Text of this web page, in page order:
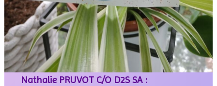
Nathalie PRUVOT C/O D2S SA :